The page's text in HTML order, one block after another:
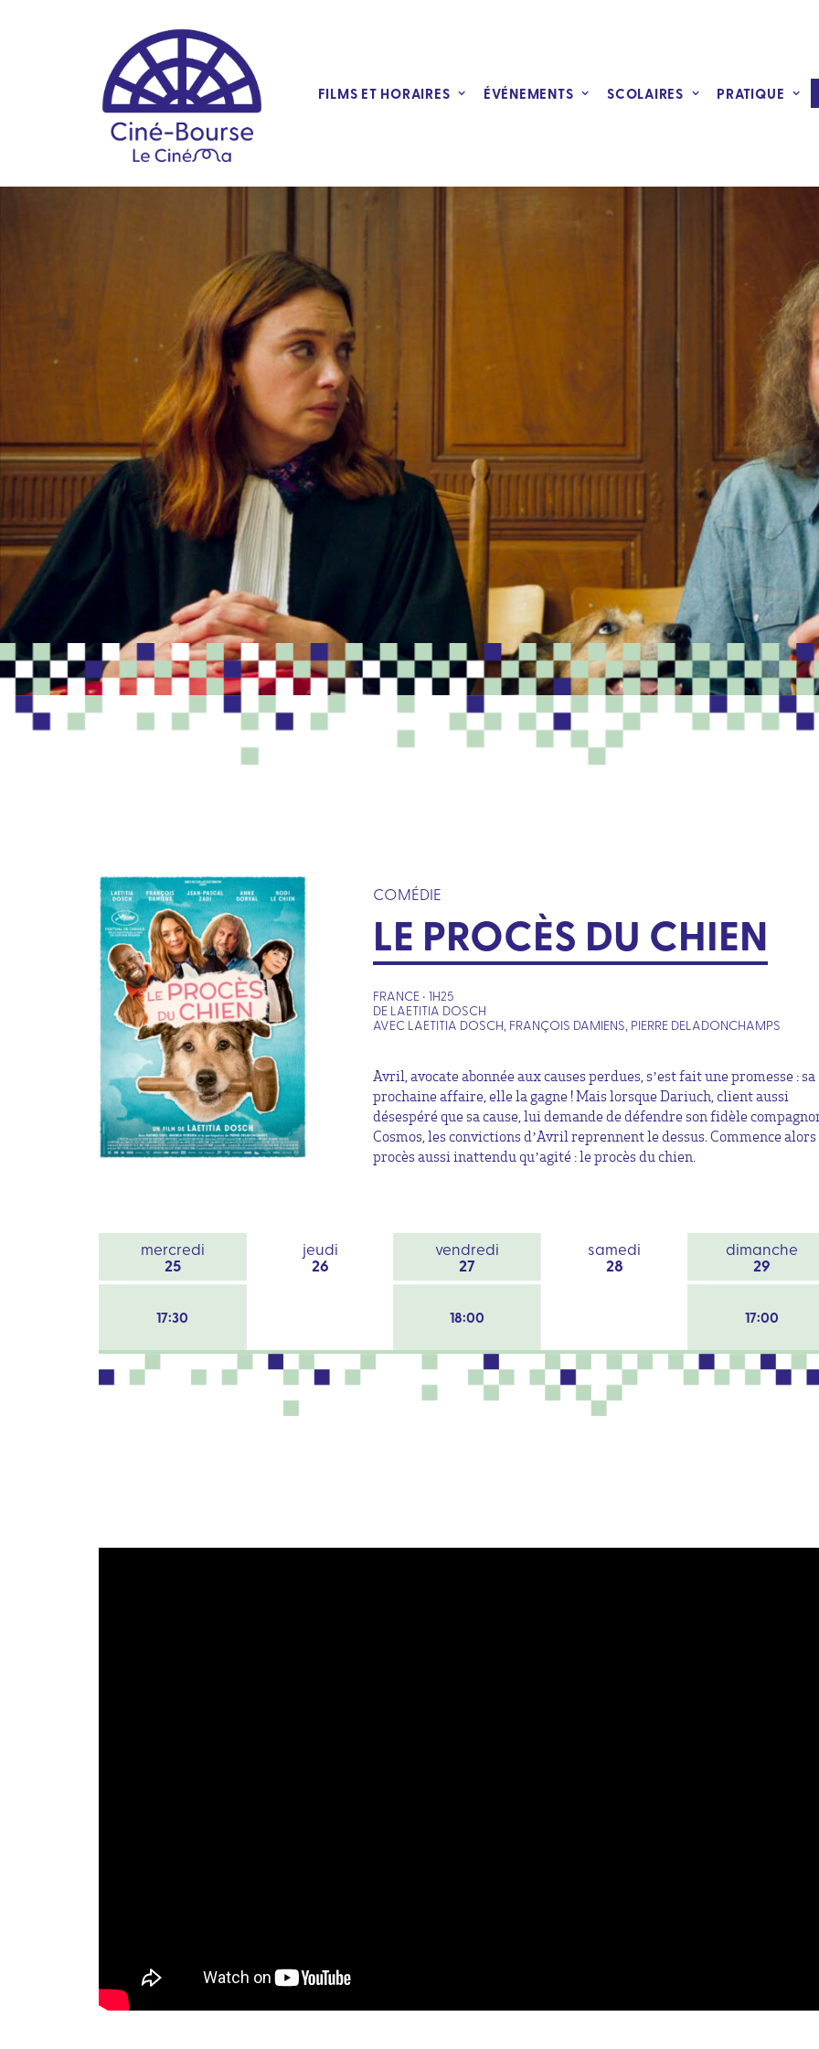
FILMS ET HORAIRES ÉVÉNEMENTS SCOLAIRES PRATIQUE
COMÉDIE
LE PROCÈS DU CHIEN
FRANCE • 1H25
DE LAETITIA DOSCH
AVEC LAETITIA DOSCH, FRANÇOIS DAMIENS, PIERRE DELADONCHAMPS
Avril, avocate abonnée aux causes perdues, s’est fait une promesse : sa
prochaine affaire, elle la gagne ! Mais lorsque Dariuch, client aussi
désespéré que sa cause, lui demande de défendre son fidèle
Cosmos, les convictions d’Avril reprennent le dessus. Commence
procès aussi inattendu qu’agité : le procès du chien.
mercredi
25
jeudi
26
vendredi
27
samedi
28
dimanche
29
17:30 18:00 17:00